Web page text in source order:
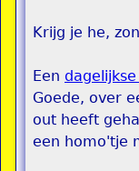
Krijg je he,
Een
Goede, over
out heeft
een homo'tje